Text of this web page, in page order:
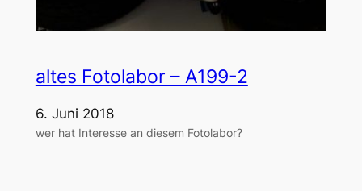
altes Fotolabor – A199-2
6. Juni 2018
wer hat Interesse an diesem Fotolabor?